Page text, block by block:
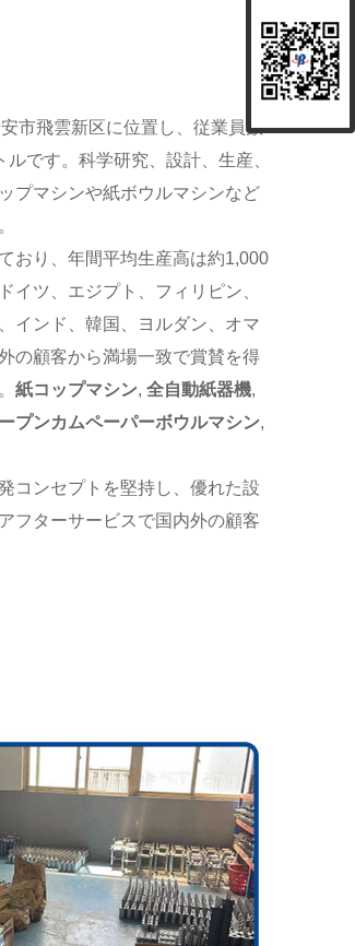
市飛雲新区に位置し、従業員数
です。科学研究、設計、生産、
プマシンや紙ボウルマシンなど
おり、年間平均生産高は約1,000
イツ、エジプト、フィリピン、
インド、韓国、ヨルダン、オマ
の顧客から満場一致で賞賛を得
紙コップマシン, 全自動紙器機,
プンカムペーパーボウルマシン,
コンセプトを堅持し、優れた設
フターサービスで国内外の顧客